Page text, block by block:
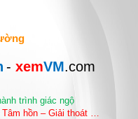
- xemVM.com
trình giác ngộ
hồn – Giải thoát …